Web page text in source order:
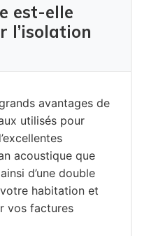
est-elle
l’isolation
avantages de
utilisés pour
acoustique que
d’une double
habitation et
vos factures